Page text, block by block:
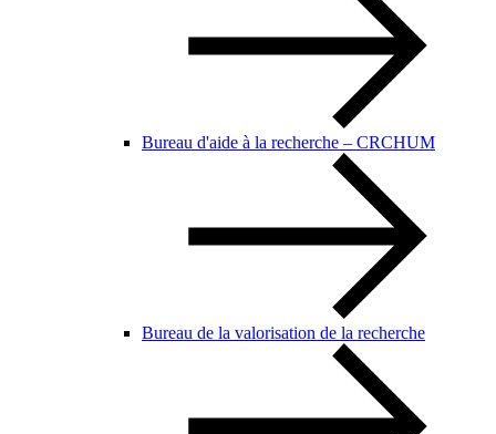
Bureau d'aide à la recherche – CRCHUM
Bureau de la valorisation de la recherche